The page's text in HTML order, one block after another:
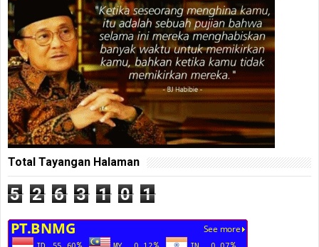
Total Tayangan Halaman
5 2 6 3 1 0 1